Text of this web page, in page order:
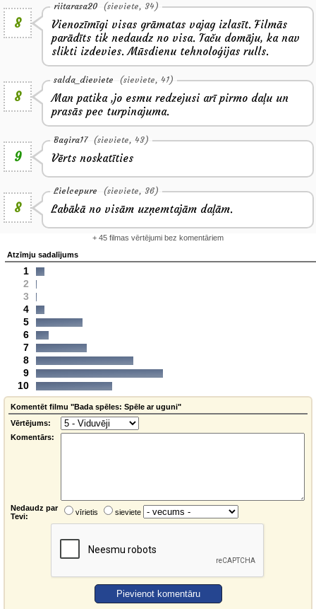
8
riitarasa20 (sieviete, 34)
Vienozīmīgi visas grāmatas vajag izlasīt. Filmās
parādīts tik nedaudz no visa. Taču domāju, ka nav
slikti izdevies. Mūsdienu tehnoloģijas rulls.
8
salda_dieviete (sieviete, 41)
Man patika ,jo esmu redzejusi arī pirmo daļu un
prasās pec turpinajuma.
9
Bagira17 (sieviete, 43)
Vērts noskatīties
8
Lielcepure (sieviete, 36)
Labākā no visām uzņemtajām daļām.
+ 45 filmas vērtējumi bez komentāriem
Atzīmju sadalījums
1
2
3
4
5
6
7
8
9
10
Komentēt filmu "Bada spēles: Spēle ar uguni"
Vērtējums:
Komentārs:
Nedaudz par
Tevi:
vīrietis sieviete